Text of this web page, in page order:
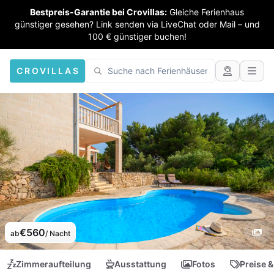
Bestpreis-Garantie bei Crovillas: Gleiche Ferienhaus
günstiger gesehen? Link senden via LiveChat oder Mail – und
100 € günstiger buchen!
CROVILLAS
ab€560/ Nacht
Zimmeraufteilung Ausstattung Fotos Preise